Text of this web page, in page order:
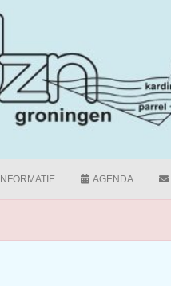
INFORMATIE AGENDA